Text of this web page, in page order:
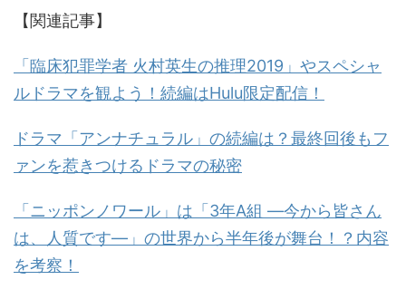
【関連記事】
「臨床犯罪学者 火村英生の推理2019」やスペシャ
ルドラマを観よう！続編はHulu限定配信！
ドラマ「アンナチュラル」の続編は？最終回後もフ
ァンを惹きつけるドラマの秘密
「ニッポンノワール」は「3年A組 ―今から皆さん
は、人質です―」の世界から半年後が舞台！？内容
を考察！